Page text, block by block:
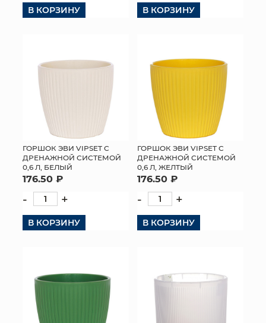
В КОРЗИНУ В КОРЗИНУ
ГОРШОК ЭВИ VIPSET С
ДРЕНАЖНОЙ СИСТЕМОЙ
0,6 Л, БЕЛЫЙ
176.50 ₽
- +
В КОРЗИНУ
ГОРШОК ЭВИ VIPSET С
ДРЕНАЖНОЙ СИСТЕМОЙ
0,6 Л, ЖЕЛТЫЙ
176.50 ₽
- +
В КОРЗИНУ